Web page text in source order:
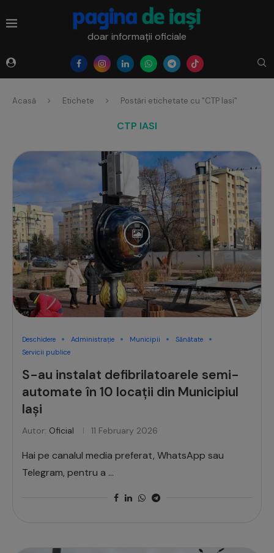
doar informații oficiale
Acasă Etichete Postări etichetate cu "CTP Iasi"
CTP IASI
Deschidere Administrație Municipii
Sănătate
Servicii publice
S-au instalat defibrilatoarele semi-
automate în 10 locații din Municipiul
Iași
Autor: Oficial 11 February 2026
Hai pe canalul media preferat, WhatsApp sau
Telegram, pentru a …